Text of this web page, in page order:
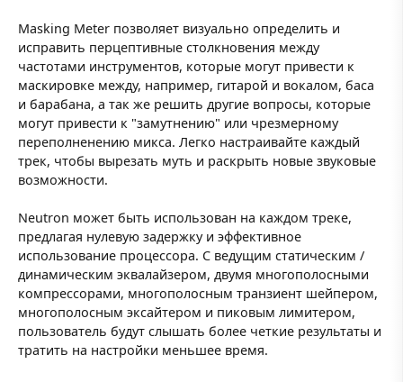
Masking Meter позволяет визуально определить и
исправить перцептивные столкновения между
частотами инструментов, которые могут привести к
маскировке между, например, гитарой и вокалом, баса
и барабана, а так же решить другие вопросы, которые
могут привести к "замутнению" или чрезмерному
переполненению микса. Легко настраивайте каждый
трек, чтобы вырезать муть и раскрыть новые звуковые
возможности.
Neutron может быть использован на каждом треке,
предлагая нулевую задержку и эффективное
использование процессора. С ведущим статическим /
динамическим эквалайзером, двумя многополосными
компрессорами, многополосным транзиент шейпером,
многополосным эксайтером и пиковым лимитером,
пользователь будут слышать более четкие результаты и
тратить на настройки меньшее время.